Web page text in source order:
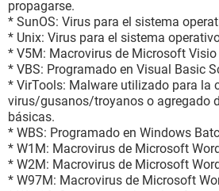
propagarse.
* SunOS: Virus para el sistema
* Unix: Virus para el sistema
* V5M: Macrovirus de Microsoft Visio
* VBS: Programado en Visual Basic
* VirTools: Malware utilizado para la
virus/gusanos/troyanos o agregado
básicas.
* WBS: Programado en Windows
* W1M: Macrovirus de Microsoft
* W2M: Macrovirus de Microsoft
* W97M: Macrovirus de Microsoft